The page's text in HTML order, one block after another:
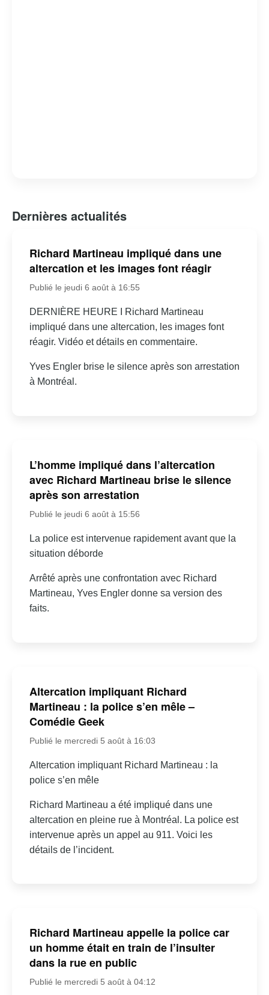
Dernières actualités
Richard Martineau impliqué dans une
altercation et les images font réagir
Publié le jeudi 6 août à 16:55
DERNIÈRE HEURE I Richard Martineau
impliqué dans une altercation, les images font
réagir. Vidéo et détails en commentaire.
Yves Engler brise le silence après son arrestation
à Montréal.
L’homme impliqué dans l’altercation
avec Richard Martineau brise le silence
après son arrestation
Publié le jeudi 6 août à 15:56
La police est intervenue rapidement avant que la
situation déborde
Arrêté après une confrontation avec Richard
Martineau, Yves Engler donne sa version des
faits.
Altercation impliquant Richard
Martineau : la police s’en mêle –
Comédie Geek
Publié le mercredi 5 août à 16:03
Altercation impliquant Richard Martineau : la
police s’en mêle
Richard Martineau a été impliqué dans une
altercation en pleine rue à Montréal. La police est
intervenue après un appel au 911. Voici les
détails de l’incident.
Richard Martineau appelle la police car
un homme était en train de l’insulter
dans la rue en public
Publié le mercredi 5 août à 04:12